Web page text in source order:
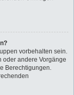
vorbehalten sein.
oder andere Vorgänge
Berechtigungen.